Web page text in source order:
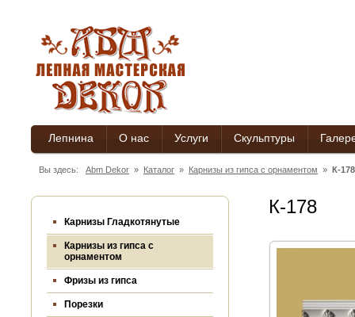
Лепнина О нас Услуги Скульптуры
Вы здесь: Abm Dekor » Каталог » Карнизы из гипса c орнаментом » К-178
Карнизы Гладкотянутые
Карнизы из гипса c
орнаментом
Фризы из гипса
Порезки
К-178